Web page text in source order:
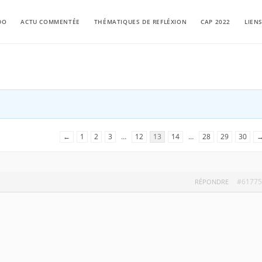
ACTU COMMENTÉE THÉMATIQUES DE REFLÉXION CAP 2022
← 1 2 3 … 12 13 14 … 28 29 30 →
#61775
RÉPONDRE